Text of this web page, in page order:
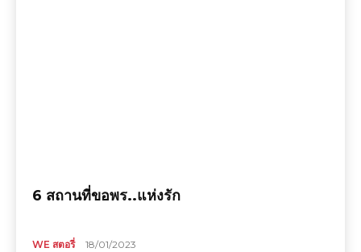
6 สถานที่ขอพร..แห่งรัก
WE สตอรี่ 18/01/2023